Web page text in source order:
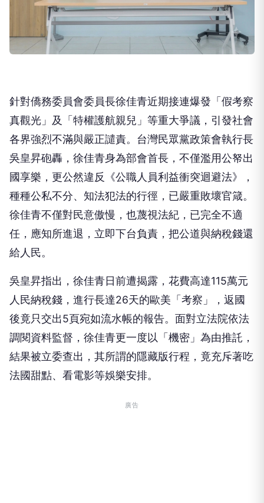
針對僑務委員會委員長徐佳青近期接連爆發「假考察
真觀光」及「特權護航親兒」等重大爭議，引發社會
各界強烈不滿與嚴正譴責。台灣民眾黨政策會執行長
吳皇昇砲轟，徐佳青身為部會首長，不僅濫用公帑出
國享樂，更公然違反《公職人員利益衝突迴避法》，
種種公私不分、知法犯法的行徑，已嚴重敗壞官箴。
徐佳青不僅對民意傲慢，也蔑視法紀，已完全不適
任，應知所進退，立即下台負責，把公道與納稅錢還
給人民。
吳皇昇指出，徐佳青日前遭揭露，花費高達115萬元
人民納稅錢，進行長達26天的歐美「考察」，返國
後竟只交出5頁宛如流水帳的報告。面對立法院依法
調閱資料監督，徐佳青更一度以「機密」為由推託，
結果被立委查出，其所謂的隱藏版行程，竟充斥著吃
法國甜點、看電影等娛樂安排。
廣告